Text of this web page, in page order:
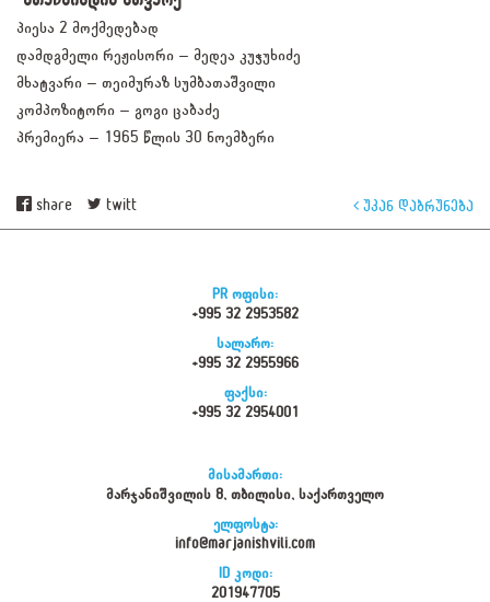
პიესა 2 მოქმედებად
დამდგმელი რეჟისორი – მედეა კუჭუხიძე
მხატვარი – თეიმურაზ სუმბათაშვილი
კომპოზიტორი – გოგი ცაბაძე
პრემიერა – 1965 წლის 30 ნოემბერი
share twitt უკან დაბრუნება
PR ოფისი:
+995 32 2953582
სალარო:
+995 32 2955966
ფაქსი:
+995 32 2954001
მისამართი:
მარჯანიშვილის 8, თბილისი, საქართველო
ელფოსტა:
info@marjanishvili.com
ID კოდი:
201947705